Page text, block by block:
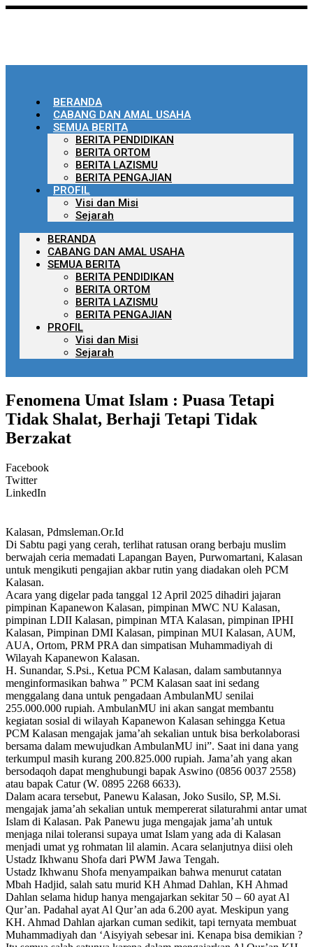
BERANDA
CABANG DAN AMAL USAHA
SEMUA BERITA
BERITA PENDIDIKAN
BERITA ORTOM
BERITA LAZISMU
BERITA PENGAJIAN
PROFIL
Visi dan Misi
Sejarah
BERANDA
CABANG DAN AMAL USAHA
SEMUA BERITA
BERITA PENDIDIKAN
BERITA ORTOM
BERITA LAZISMU
BERITA PENGAJIAN
PROFIL
Visi dan Misi
Sejarah
Fenomena Umat Islam : Puasa Tetapi
Tidak Shalat, Berhaji Tetapi Tidak
Berzakat
Facebook
Twitter
LinkedIn
Kalasan, Pdmsleman.Or.Id
Di Sabtu pagi yang cerah, terlihat ratusan orang berbaju muslim
berwajah ceria memadati Lapangan Bayen, Purwomartani, Kalasan
untuk mengikuti pengajian akbar rutin yang diadakan oleh PCM
Kalasan.
Acara yang digelar pada tanggal 12 April 2025 dihadiri jajaran
pimpinan Kapanewon Kalasan, pimpinan MWC NU Kalasan,
pimpinan LDII Kalasan, pimpinan MTA Kalasan, pimpinan IPHI
Kalasan, Pimpinan DMI Kalasan, pimpinan MUI Kalasan, AUM,
AUA, Ortom, PRM PRA dan simpatisan Muhammadiyah di
Wilayah Kapanewon Kalasan.
H. Sunandar, S.Psi., Ketua PCM Kalasan, dalam sambutannya
menginformasikan bahwa ” PCM Kalasan saat ini sedang
menggalang dana untuk pengadaan AmbulanMU senilai
255.000.000 rupiah. AmbulanMU ini akan sangat membantu
kegiatan sosial di wilayah Kapanewon Kalasan sehingga Ketua
PCM Kalasan mengajak jama’ah sekalian untuk bisa berkolaborasi
bersama dalam mewujudkan AmbulanMU ini”. Saat ini dana yang
terkumpul masih kurang 200.825.000 rupiah. Jama’ah yang akan
bersodaqoh dapat menghubungi bapak Aswino (0856 0037 2558)
atau bapak Catur (W. 0895 2268 6633).
Dalam acara tersebut, Panewu Kalasan, Joko Susilo, SP, M.Si.
mengajak jama’ah sekalian untuk mempererat silaturahmi antar umat
Islam di Kalasan. Pak Panewu juga mengajak jama’ah untuk
menjaga nilai toleransi supaya umat Islam yang ada di Kalasan
menjadi umat yg rohmatan lil alamin. Acara selanjutnya diisi oleh
Ustadz Ikhwanu Shofa dari PWM Jawa Tengah.
Ustadz Ikhwanu Shofa menyampaikan bahwa menurut catatan
Mbah Hadjid, salah satu murid KH Ahmad Dahlan, KH Ahmad
Dahlan selama hidup hanya mengajarkan sekitar 50 – 60 ayat Al
Qur’an. Padahal ayat Al Qur’an ada 6.200 ayat. Meskipun yang
KH. Ahmad Dahlan ajarkan cuman sedikit, tapi ternyata membuat
Muhammadiyah dan ‘Aisyiyah sebesar ini. Kenapa bisa demikian ?